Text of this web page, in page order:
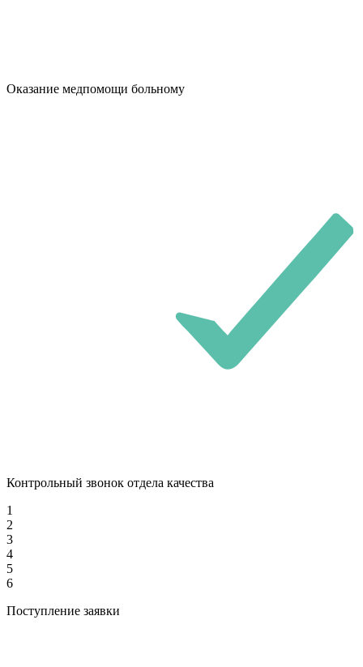
Оказание медпомощи больному
Контрольный звонок отдела качества
1
2
3
4
5
6
Поступление заявки